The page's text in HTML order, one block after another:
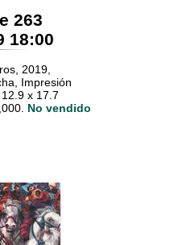
263
18:00
2019,
Impresión
x 17.7
No vendido